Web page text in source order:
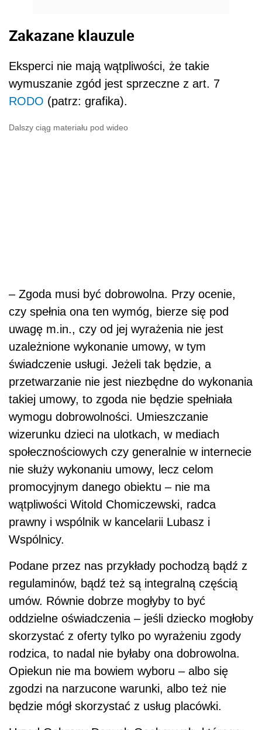
Zakazane klauzule
Eksperci nie mają wątpliwości, że takie
wymuszanie zgód jest sprzeczne z art. 7
RODO (patrz: grafika).
Dalszy ciąg materiału pod wideo
– Zgoda musi być dobrowolna. Przy ocenie,
czy spełnia ona ten wymóg, bierze się pod
uwagę m.in., czy od jej wyrażenia nie jest
uzależnione wykonanie umowy, w tym
świadczenie usługi. Jeżeli tak będzie, a
przetwarzanie nie jest niezbędne do wykonania
takiej umowy, to zgoda nie będzie spełniała
wymogu dobrowolności. Umieszczanie
wizerunku dzieci na ulotkach, w mediach
społecznościowych czy generalnie w internecie
nie służy wykonaniu umowy, lecz celom
promocyjnym danego obiektu – nie ma
wątpliwości Witold Chomiczewski, radca
prawny i wspólnik w kancelarii Lubasz i
Wspólnicy.
Podane przez nas przykłady pochodzą bądź z
regulaminów, bądź też są integralną częścią
umów. Równie dobrze mogłyby to być
oddzielne oświadczenia – jeśli dziecko mogłoby
skorzystać z oferty tylko po wyrażeniu zgody
rodzica, to nadal nie byłaby ona dobrowolna.
Opiekun nie ma bowiem wyboru – albo się
zgodzi na narzucone warunki, albo też nie
będzie mógł skorzystać z usług placówki.